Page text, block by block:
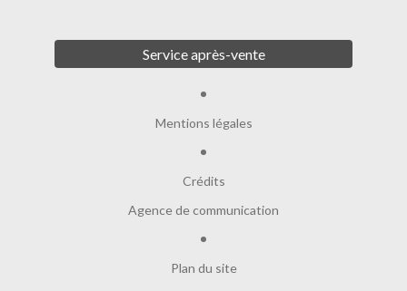
Service après-vente
Mentions légales
Crédits
Agence de communication
Plan du site